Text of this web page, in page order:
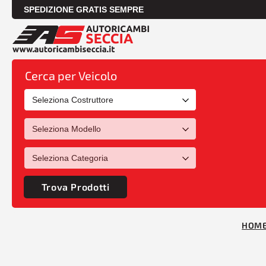
SPEDIZIONE GRATIS SEMPRE
Cerca per Veicolo
Trova Prodotti